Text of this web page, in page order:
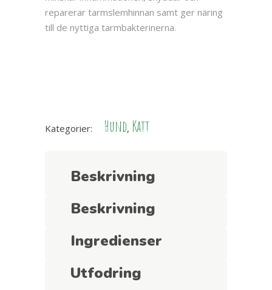
reparerar tarmslemhinnan samt ger näring
till de nyttiga tarmbakterinerna.
Kategorier: Hund, Katt
Beskrivning
Beskrivning
Ingredienser
Utfodring